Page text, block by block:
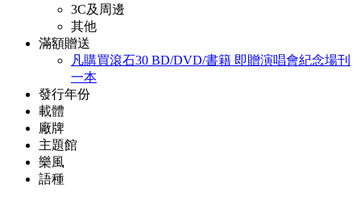
3C及周邊
其他
滿額贈送
凡購買滾石30 BD/DVD/書籍 即贈演唱會紀念場刊
一本
發行年份
載體
廠牌
主題館
樂風
語種